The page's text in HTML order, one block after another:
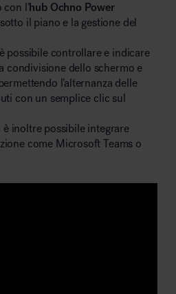
l’hub Ochno Power
il piano e la gestione del
possibile controllare e indicare
condivisione dello schermo e
l’alternanza delle
con un semplice clic sul
è inoltre possibile integrare
come Microsoft Teams o